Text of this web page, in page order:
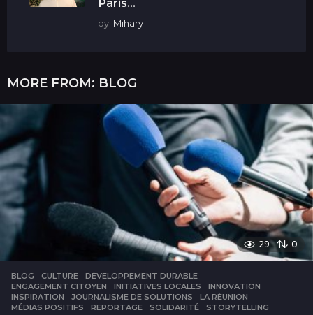
by Mihary
MORE FROM: BLOG
29 0
BLOG CULTURE ,DÉVELOPPEMENT DURABLE
ENGAGEMENT CITOYEN
,INITIATIVES LOCALES ,INNOVATION
INSPIRATION
,JOURNALISME DE SOLUTIONS ,LA RÉUNION
MÉDIAS POSITIFS
,REPORTAGE ,SOLIDARITÉ ,STORYTELLING